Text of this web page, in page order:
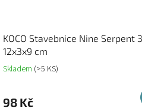
KOCO Stavebnice Nine Serpent
12x3x9 cm
Skladem (>5 KS)
98 Kč